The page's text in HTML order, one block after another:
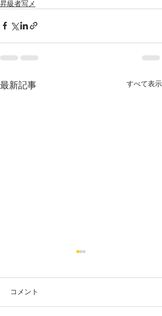
昇級者写メ
最新記事 すべて表示
コメント